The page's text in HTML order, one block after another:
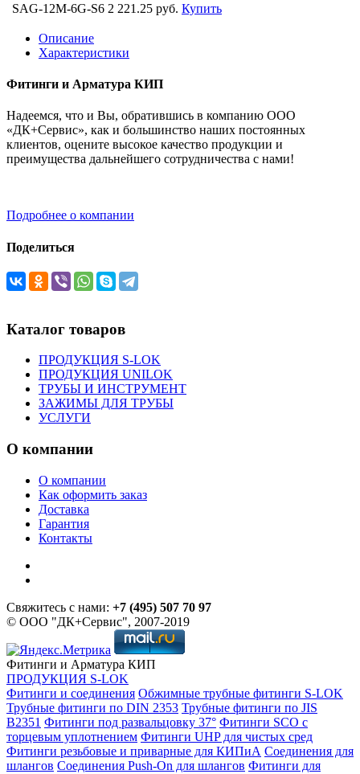
SAG-12M-6G-S6 2 221.25 руб. Купить
Описание
Характеристики
Фитинги и Арматура КИП
Надеемся, что и Вы, обратившись в компанию ООО
«ДК+Сервис», как и большинство наших постоянных
клиентов, оцените высокое качество продукции и
преимущества дальнейшего сотрудничества с нами!
Подробнее о компании
Поделиться
Каталог товаров
ПРОДУКЦИЯ S-LOK
ПРОДУКЦИЯ UNILOK
ТРУБЫ И ИНСТРУМЕНТ
ЗАЖИМЫ ДЛЯ ТРУБЫ
УСЛУГИ
О компании
О компании
Как оформить заказ
Доставка
Гарантия
Контакты
Свяжитесь с нами: +7 (495) 507 70 97
© ООО "ДК+Сервис", 2007-2019
Фитинги и Арматура КИП
ПРОДУКЦИЯ S-LOK
Фитинги и соединения Обжимные трубные фитинги S-LOK
Трубные фитинги по DIN 2353 Трубные фитинги по JIS
B2351 Фитинги под развальцовку 37° Фитинги SCO с
торцевым уплотнением Фитинги UHP для чистых сред
Фитинги резьбовые и приварные для КИПиА Соединения для
шлангов Соединения Push-On для шлангов Фитинги для